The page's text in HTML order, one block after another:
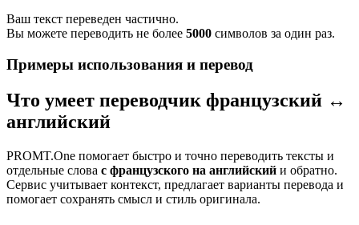
Ваш текст переведен частично.
Вы можете переводить не более 5000 символов за один раз.
Примеры использования и перевод
Что умеет переводчик французский ↔
английский
PROMT.One помогает быстро и точно переводить тексты и
отдельные слова с французского на английский и обратно.
Сервис учитывает контекст, предлагает варианты перевода и
помогает сохранять смысл и стиль оригинала.